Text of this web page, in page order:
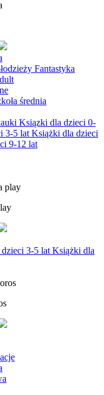
Fantastyka
średnia
Ksiązki dla dzieci 0-
3-5 lat Książki dla dzieci
9-12 lat
3-5 lat Książki dla